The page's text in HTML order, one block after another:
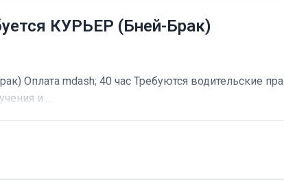
КУРЬЕР (Бней-Брак)
Оплата mdash; 40 час Требуются водительские
и ...